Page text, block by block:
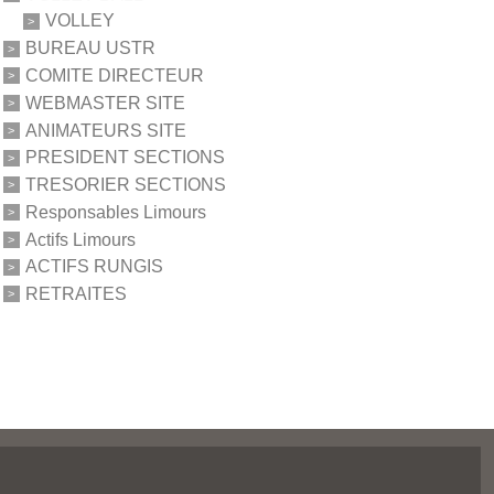
VOLLEY
BUREAU USTR
COMITE DIRECTEUR
WEBMASTER SITE
ANIMATEURS SITE
PRESIDENT SECTIONS
TRESORIER SECTIONS
Responsables Limours
Actifs Limours
ACTIFS RUNGIS
RETRAITES